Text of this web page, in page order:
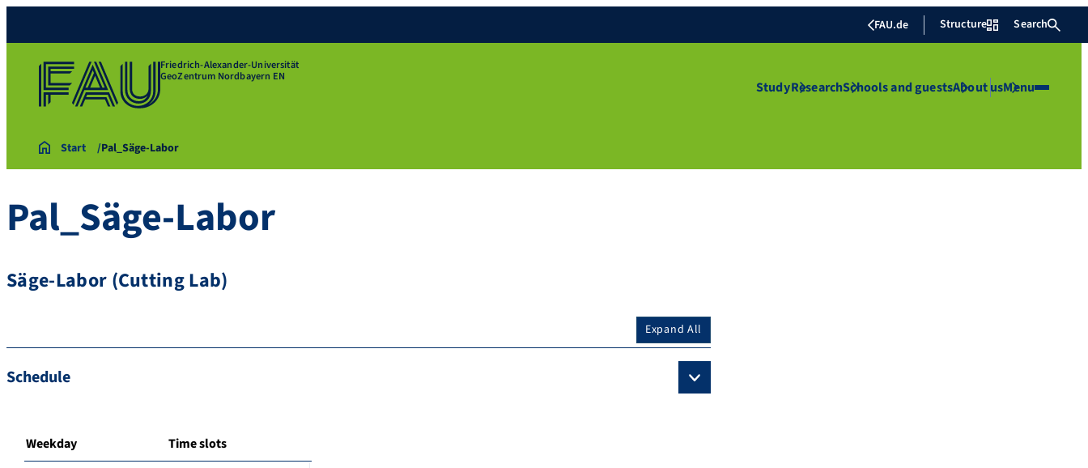
FAU.de Structure Search
Friedrich-Alexander-Universität
GeoZentrum Nordbayern EN
StudyResearchSchools and guestsAbout usMenu
Start Pal_Säge-Labor
Pal_Säge-Labor
Säge-Labor (Cutting Lab)
Expand All
Schedule
Weekday Time slots